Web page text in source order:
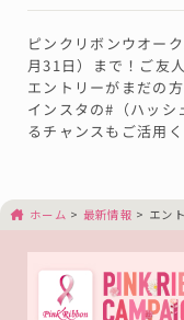
ピンクリボンウオー
月31日）まで！ご友
エントリーがまだの
インスタの#（ハッシ
るチャンスもご活用く
ホーム > 最新情報 > エン